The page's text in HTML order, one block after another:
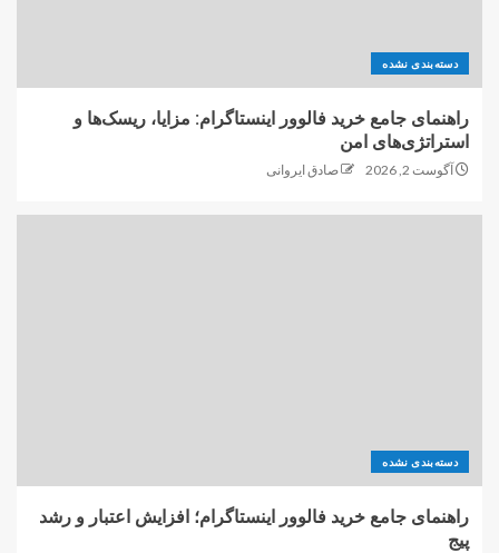
دسته‌بندی نشده
راهنمای جامع خرید فالوور اینستاگرام: مزایا، ریسک‌ها و
استراتژی‌های امن
آگوست 2, 2026 صادق ایروانی
دسته‌بندی نشده
راهنمای جامع خرید فالوور اینستاگرام؛ افزایش اعتبار و رشد
پیج